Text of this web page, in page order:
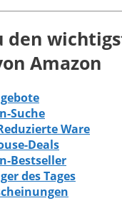
den
Amazon
Suche
Ware
Deals
Bestseller
des Tages